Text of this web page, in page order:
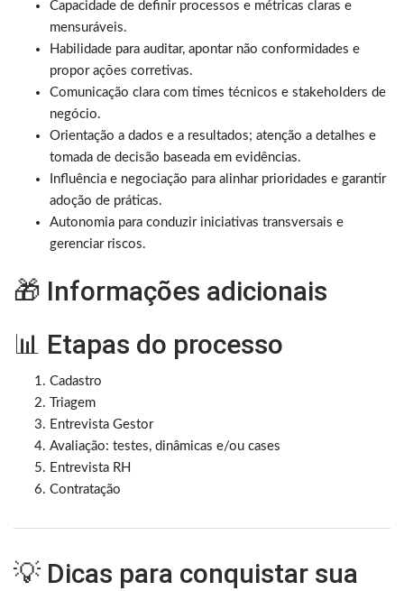
Capacidade de definir processos e métricas claras e
mensuráveis.
Habilidade para auditar, apontar não conformidades e
propor ações corretivas.
Comunicação clara com times técnicos e stakeholders de
negócio.
Orientação a dados e a resultados; atenção a detalhes e
tomada de decisão baseada em evidências.
Influência e negociação para alinhar prioridades e garantir
adoção de práticas.
Autonomia para conduzir iniciativas transversais e
gerenciar riscos.
🎁 Informações adicionais
📊 Etapas do processo
Cadastro
Triagem
Entrevista Gestor
Avaliação: testes, dinâmicas e/ou cases
Entrevista RH
Contratação
💡 Dicas para conquistar sua